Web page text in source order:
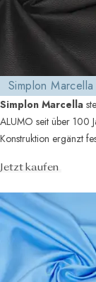
Simplon Marcella
Simplon Marcella
ALUMO seit über 100
Konstruktion ergänzt
Jetzt kaufen